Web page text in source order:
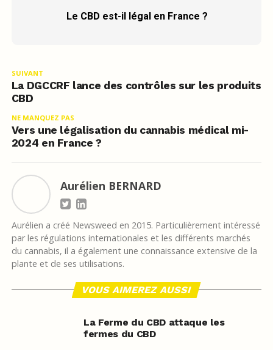
Le CBD est-il légal en France ?
SUIVANT
La DGCCRF lance des contrôles sur les produits
CBD
NE MANQUEZ PAS
Vers une légalisation du cannabis médical mi-
2024 en France ?
Aurélien BERNARD
Aurélien a créé Newsweed en 2015. Particulièrement intéressé
par les régulations internationales et les différents marchés
du cannabis, il a également une connaissance extensive de la
plante et de ses utilisations.
VOUS AIMEREZ AUSSI
La Ferme du CBD attaque les
fermes du CBD